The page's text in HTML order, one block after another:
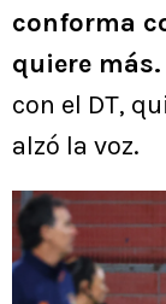
conforma
quiere más.
con el DT,
alzó la voz.